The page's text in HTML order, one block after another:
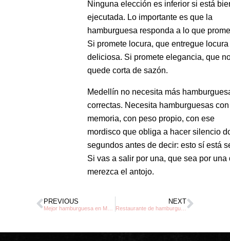
Ninguna elección es inferior si está
ejecutada. Lo importante es que la
hamburguesa responda a lo que
Si promete locura, que entregue locura
deliciosa. Si promete elegancia, que
quede corta de sazón.
Medellín no necesita más
correctas. Necesita hamburguesas con
memoria, con peso propio, con ese
mordisco que obliga a hacer silencio
segundos antes de decir: esto sí está
Si vas a salir por una, que sea por una
merezca el antojo.
PREVIOUS NEXT
Restaurante de hamburguesas Medellín: qué mirar